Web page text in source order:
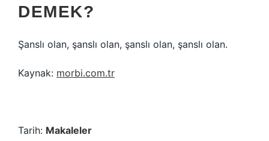
DEMEK?
Şanslı olan, şanslı olan, şanslı olan, şanslı olan.
Kaynak: morbi.com.tr
Tarih: Makaleler